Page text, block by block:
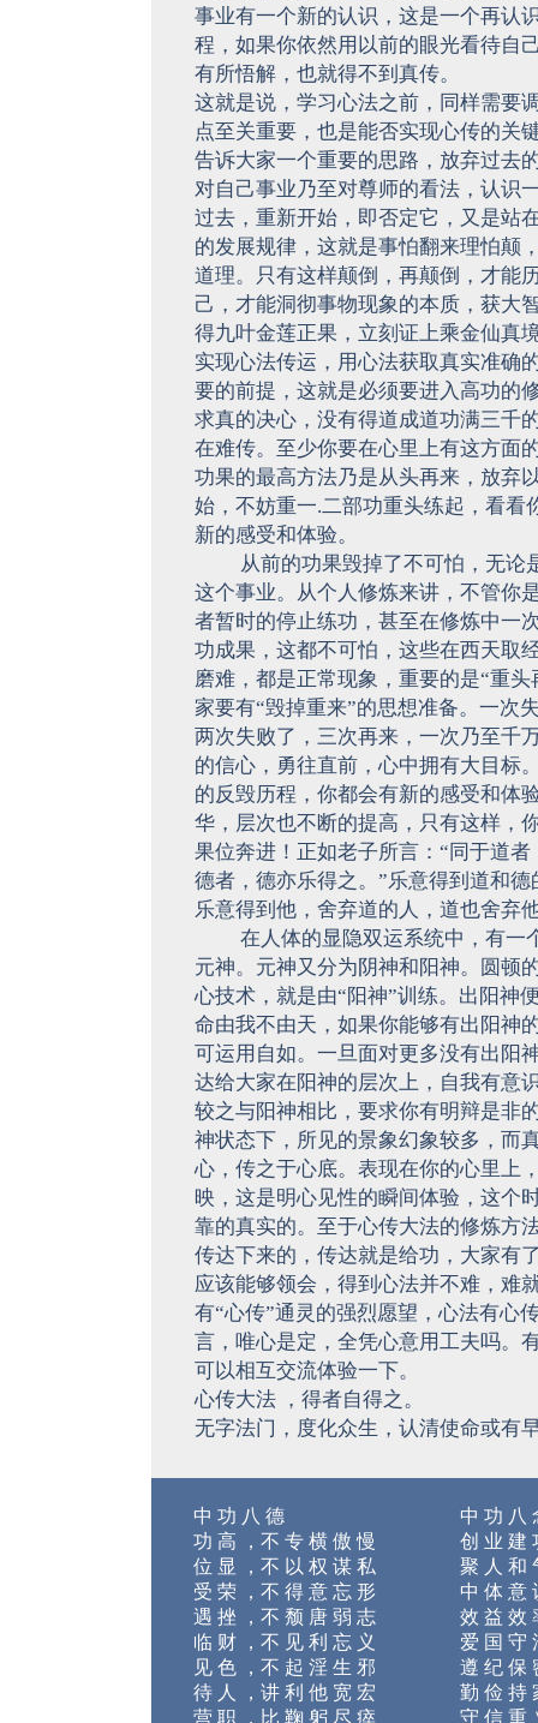
事业有一个新的认识，这是一个再认
程，如果你依然用以前的眼光看待自
有所悟解，也就得不到真传。
这就是说，学习心法之前，同样需要
点至关重要，也是能否实现心传的关
告诉大家一个重要的思路，放弃过去
对自己事业乃至对尊师的看法，认识
过去，重新开始，即否定它，又是站
的发展规律，这就是事怕翻来理怕颠
道理。只有这样颠倒，再颠倒，才能
己，才能洞彻事物现象的本质，获大
得九叶金莲正果，立刻证上乘金仙真
实现心法传运，用心法获取真实准确
要的前提，这就是必须要进入高功的
求真的决心，没有得道成道功满三千
在难传。至少你要在心里上有这方面
功果的最高方法乃是从头再来，放弃
始，不妨重一.二部功重头练起，看看
新的感受和体验。
从前的功果毁掉了不可怕，无论
这个事业。从个人修炼来讲，不管你
者暂时的停止练功，甚至在修炼中一
功成果，这都不可怕，这些在西天取
磨难，都是正常现象，重要的是“重
家要有“毁掉重来”的思想准备。一次
两次失败了，三次再来，一次乃至千
的信心，勇往直前，心中拥有大目标
的反毁历程，你都会有新的感受和体
华，层次也不断的提高，只有这样，
果位奔进！正如老子所言：“同于道
德者，德亦乐得之。”乐意得到道和
乐意得到他，舍弃道的人，道也舍弃
在人体的显隐双运系统中，有一
元神。元神又分为阴神和阳神。圆顿
心技术，就是由“阳神”训练。出阳神
命由我不由天，如果你能够有出阳神
可运用自如。一旦面对更多没有出阳
达给大家在阳神的层次上，自我有意
较之与阳神相比，要求你有明辩是非
神状态下，所见的景象幻象较多，而
心，传之于心底。表现在你的心里上
映，这是明心见性的瞬间体验，这个
靠的真实的。至于心传大法的修炼方
传达下来的，传达就是给功，大家有
应该能够领会，得到心法并不难，难
有“心传”通灵的强烈愿望，心法有心
言，唯心是定，全凭心意用工夫吗。
可以相互交流体验一下。
心传大法 ，得者自得之。
无字法门，度化众生，认清使命或有
中 功 八 德
功 高 ，不 专 横 傲 慢
位 显 ，不 以 权 谋 私
受 荣 ，不 得 意 忘 形
遇 挫 ，不 颓 唐 弱 志
临 财 ，不 见 利 忘 义
见 色 ，不 起 淫 生 邪
待 人 ，讲 利 他 宽 宏
营 职 ，比 鞠 躬 尽 瘁
中 功 八
创 业 建
聚 人 和
中 体 意
效 益 效
爱 国 守
遵 纪 保
勤 俭 持
守 信 重